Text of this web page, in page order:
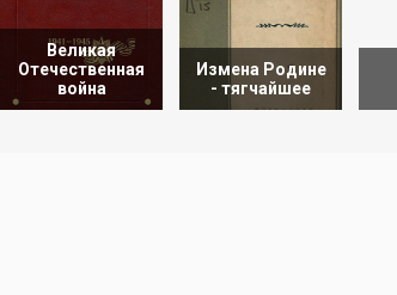
Великая
Отечественная
война
Измена Родине
- тягчайшее